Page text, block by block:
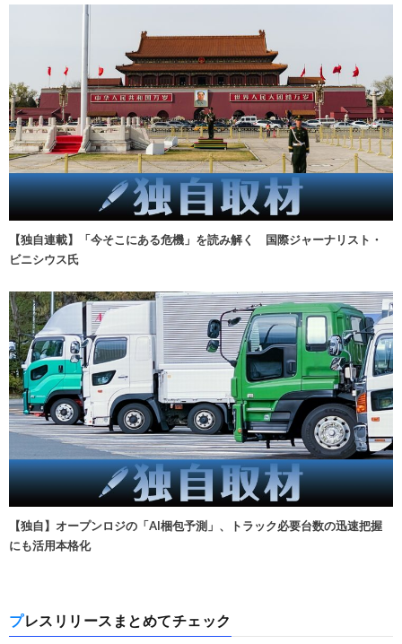
【独自連載】「今そこにある危機」を読み解く 国際ジャーナリスト・
ビニシウス氏
【独自】オープンロジの「AI梱包予測」、トラック必要台数の迅速把握
にも活用本格化
プレスリリースまとめてチェック